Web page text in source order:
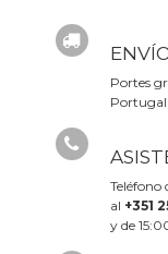
Portes
Teléfono
al +351
y de